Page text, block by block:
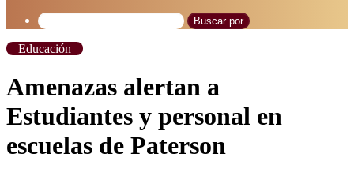
Buscar por
Educación
Amenazas alertan a
Estudiantes y personal en
escuelas de Paterson